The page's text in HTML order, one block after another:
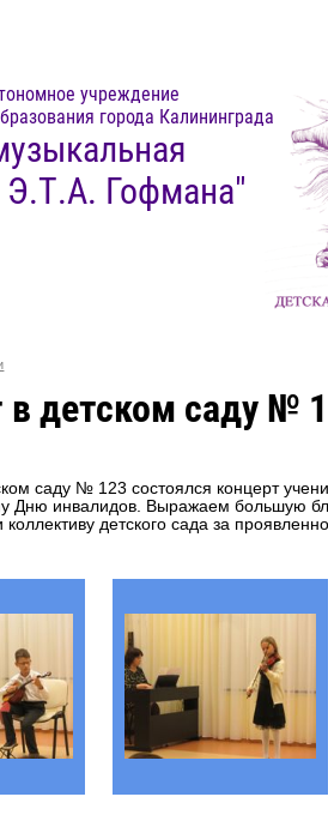
учреждение
города Калининграда
Гофмана"
в детском саду №
саду № 123 состоялся концерт
Дню инвалидов. Выражаем большую
коллективу детского сада за